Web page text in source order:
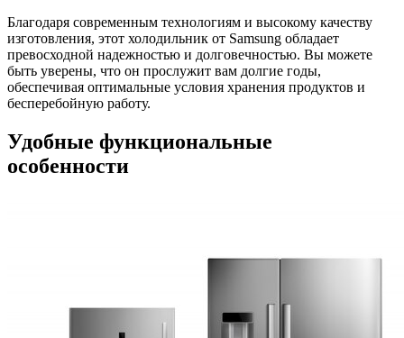
Благодаря современным технологиям и высокому качеству
изготовления, этот холодильник от Samsung обладает
превосходной надежностью и долговечностью. Вы можете
быть уверены, что он прослужит вам долгие годы,
обеспечивая оптимальные условия хранения продуктов и
бесперебойную работу.
Удобные функциональные
особенности